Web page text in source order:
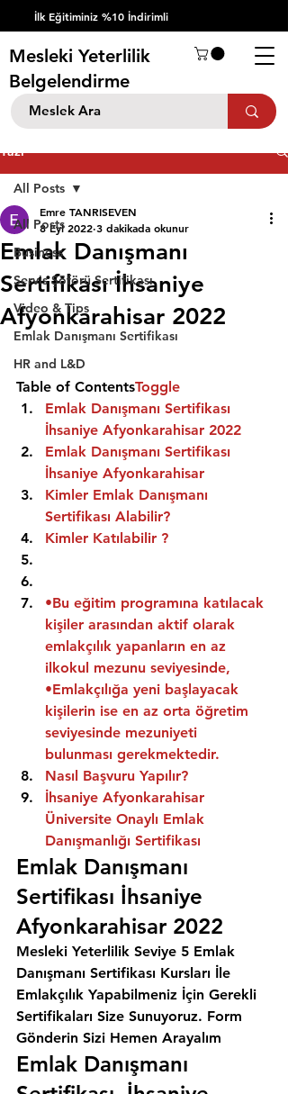
İlk Eğitiminiz %10 İndirimli
Mesleki Yeterlilik
Belgelendirme
Yazı
All Posts
Business
Servis Şöförü Sertifikası
Video & Tips
Emlak Danışmanı Sertifikası
HR and L&D
All Posts
Emlak Danışmanı
Sertifikası İhsaniye
Afyonkarahisar 2022
Emre TANRISEVEN
8 Eyl 2022 3 dakikada okunur
Table of ContentsToggle
Emlak Danışmanı Sertifikası
İhsaniye Afyonkarahisar 2022
Emlak Danışmanı Sertifikası
İhsaniye Afyonkarahisar
Kimler Emlak Danışmanı
Sertifikası Alabilir?
Kimler Katılabilir ?
•Bu eğitim programına katılacak
kişiler arasından aktif olarak
emlakçılık yapanların en az
ilkokul mezunu seviyesinde,
•Emlakçılığa yeni başlayacak
kişilerin ise en az orta öğretim
seviyesinde mezuniyeti
bulunması gerekmektedir.
Nasıl Başvuru Yapılır?
İhsaniye Afyonkarahisar
Üniversite Onaylı Emlak
Danışmanlığı Sertifikası
Emlak Danışmanı
Sertifikası İhsaniye
Afyonkarahisar 2022
Mesleki Yeterlilik Seviye 5 Emlak
Danışmanı Sertifikası Kursları İle
Emlakçılık Yapabilmeniz İçin Gerekli
Sertifikaları Size Sunuyoruz. Form
Gönderin Sizi Hemen Arayalım
Emlak Danışmanı